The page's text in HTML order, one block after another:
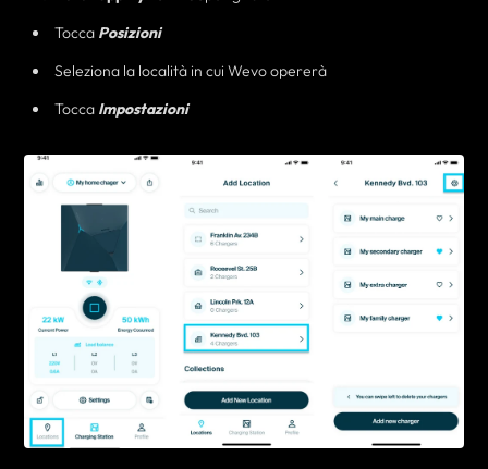
Tocca Posizioni
Seleziona la località in cui Wevo opererà
Tocca Impostazioni